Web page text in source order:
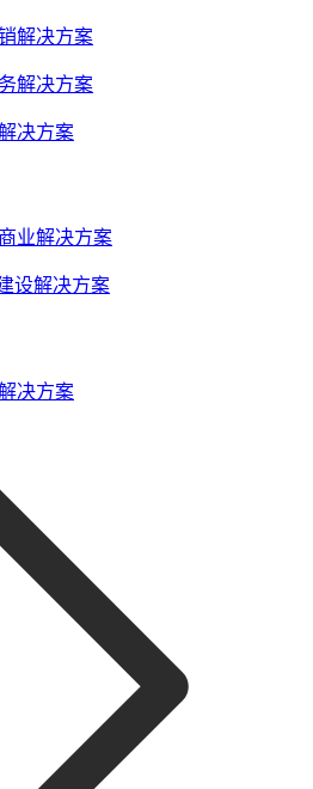
解决方案
解决方案
决方案
业解决方案
设解决方案
决方案